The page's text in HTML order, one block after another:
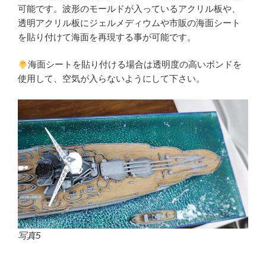
可能です。波形のモールドが入っているアクリル板や、
透明アクリル板にジェルメディウムや市販の海面シート
を貼り付けて海面を再現する事が可能です。
海面シートを貼り付ける場合は透明度の高いボンドを
使用して、空気が入らないようにして下さい。
写真5